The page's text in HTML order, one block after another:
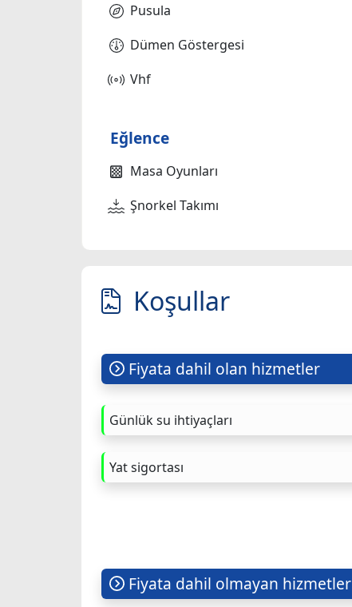
Pusula
Dümen Göstergesi
Vhf
Eğlence
Masa Oyunları
Şnorkel Takımı
Koşullar
Fiyata dahil olan hizmetler
Günlük su ihtiyaçları
Yat sigortası
Fiyata dahil olmayan hizmetler